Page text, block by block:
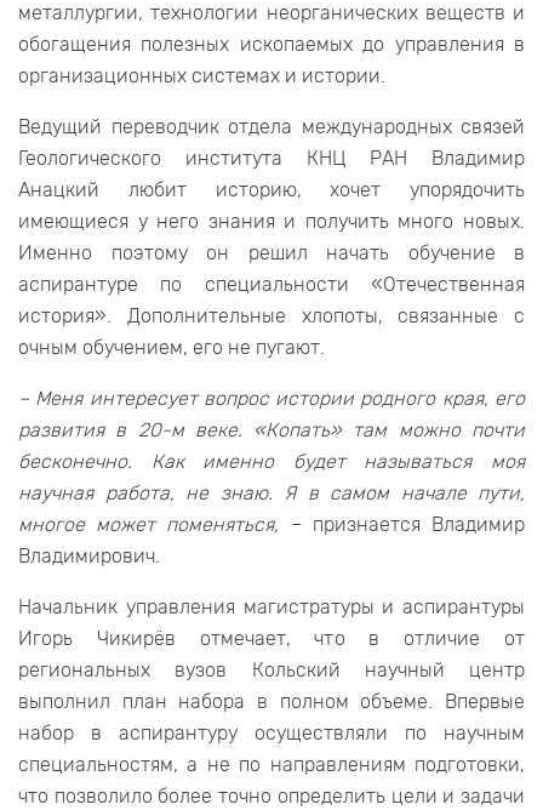
металлургии, технологии неорганических веществ и
обогащения полезных ископаемых до управления в
организационных системах и истории.
Ведущий переводчик отдела международных связей
Геологического института КНЦ РАН Владимир
Анацкий любит историю, хочет упорядочить
имеющиеся у него знания и получить много новых.
Именно поэтому он решил начать обучение в
аспирантуре по специальности «Отечественная
история». Дополнительные хлопоты, связанные с
очным обучением, его не пугают.
– Меня интересует вопрос истории родного края, его
развития в 20-м веке. «Копать» там можно почти
бесконечно. Как именно будет называться моя
научная работа, не знаю. Я в самом начале пути,
многое может поменяться, – признается Владимир
Владимирович.
Начальник управления магистратуры и аспирантуры
Игорь Чикирёв отмечает, что в отличие от
региональных вузов Кольский научный центр
выполнил план набора в полном объеме. Впервые
набор в аспирантуру осуществляли по научным
специальностям, а не по направлениям подготовки,
что позволило более точно определить цели и задачи